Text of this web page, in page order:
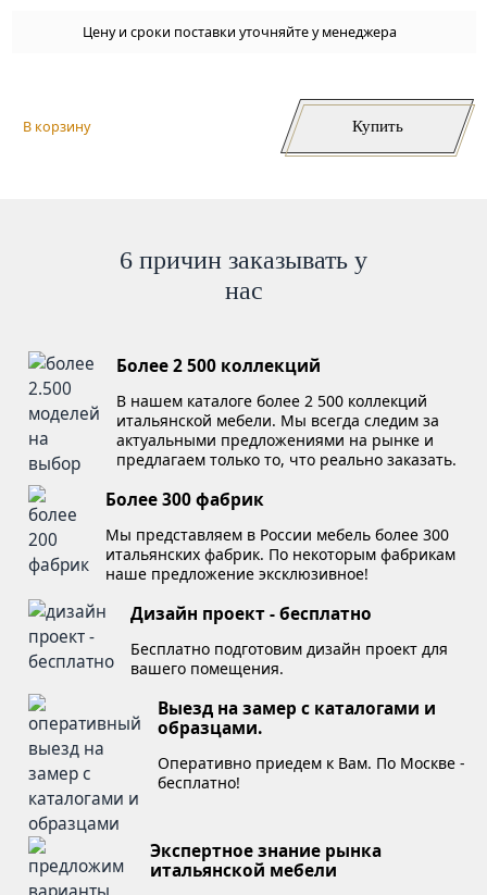
Цену и сроки поставки уточняйте у менеджера
В корзину Купить
6 причин заказывать у
нас
Более 2 500 коллекций
В нашем каталоге более 2 500 коллекций
итальянской мебели. Мы всегда следим за
актуальными предложениями на рынке и
предлагаем только то, что реально заказать.
Более 300 фабрик
Мы представляем в России мебель более 300
итальянских фабрик. По некоторым фабрикам
наше предложение эксклюзивное!
Дизайн проект - бесплатно
Бесплатно подготовим дизайн проект для
вашего помещения.
Выезд на замер с каталогами и
образцами.
Оперативно приедем к Вам. По Москве -
бесплатно!
Экспертное знание рынка
итальянской мебели